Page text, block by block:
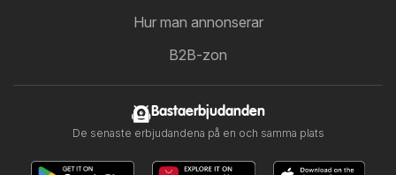
Hur man annonserar
B2B-zon
Bastaerbjudanden
De senaste erbjudandena på en och samma plats